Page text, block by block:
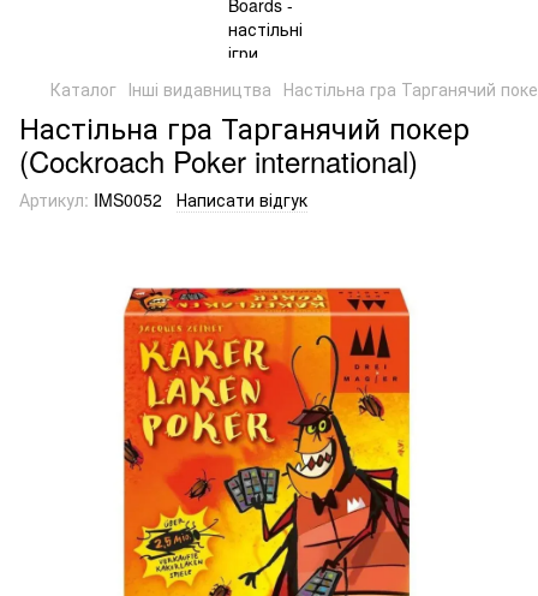
Каталог Інші видавництва Настільна гра Тарганячий
Настільна гра Тарганячий покер
(Cockroach Poker international)
Артикул: IMS0052 Написати відгук